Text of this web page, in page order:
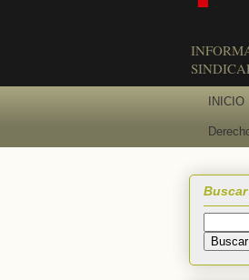
INICIO